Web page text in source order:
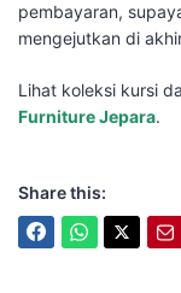
pembayaran,
mengejutkan di
Lihat koleksi kursi
Furniture Jepara.
Share this: